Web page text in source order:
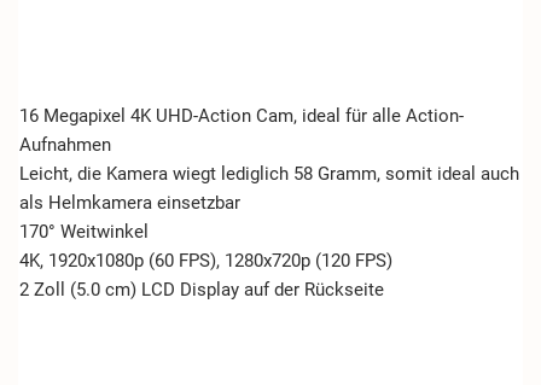
16 Megapixel 4K UHD-Action Cam, ideal für alle Action-
Aufnahmen
Leicht, die Kamera wiegt lediglich 58 Gramm, somit ideal auch
als Helmkamera einsetzbar
170° Weitwinkel
4K, 1920x1080p (60 FPS), 1280x720p (120 FPS)
2 Zoll (5.0 cm) LCD Display auf der Rückseite